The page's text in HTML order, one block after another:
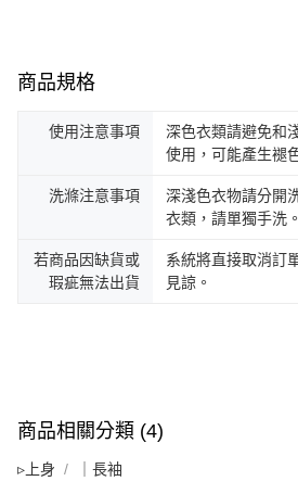
商品規格
使用注意事項
深色衣類請避免和
使用，可能產生褪
洗滌注意事項
深淺色衣物請分開
衣類，請單獨手洗。
若商品因缺貨或
瑕疵無法出貨
系統將直接取消訂
見諒。
商品相關分類 (4)
▹上身 ｜長袖